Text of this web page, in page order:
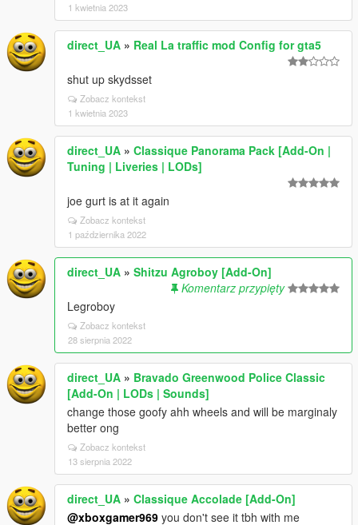
1 kwietnia 2023
direct_UA » Real La traffic mod Config for gta5
shut up skydsset
Zobacz kontekst
1 kwietnia 2023
direct_UA » Classique Panorama Pack [Add-On |
Tuning | Liveries | LODs]
joe gurt is at it again
Zobacz kontekst
1 października 2022
direct_UA » Shitzu Agroboy [Add-On]
Komentarz przypięty
Legroboy
Zobacz kontekst
28 sierpnia 2022
direct_UA » Bravado Greenwood Police Classic
[Add-On | LODs | Sounds]
change those goofy ahh wheels and will be marginaly
better ong
Zobacz kontekst
13 sierpnia 2022
direct_UA » Classique Accolade [Add-On]
@xboxgamer969 you don't see it tbh with me